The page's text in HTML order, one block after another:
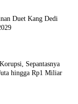
Duet Kang Dedi
Sepantasnya
hingga Rp1 Miliar